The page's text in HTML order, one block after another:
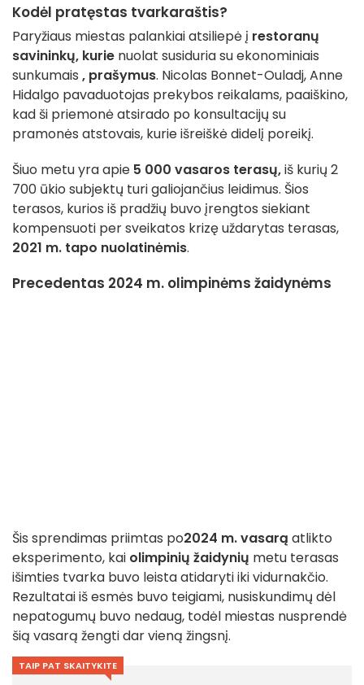
Kodėl pratęstas tvarkaraštis?
Paryžiaus miestas palankiai atsiliepė į restoranų
savininkų, kurie nuolat susiduria su ekonominiais
sunkumais , prašymus. Nicolas Bonnet-Ouladj, Anne
Hidalgo pavaduotojas prekybos reikalams, paaiškino,
kad ši priemonė atsirado po konsultacijų su
pramonės atstovais, kurie išreiškė didelį poreikį.
Šiuo metu yra apie 5 000 vasaros terasų,iš kurių 2
700 ūkio subjektų turi galiojančius leidimus. Šios
terasos, kurios iš pradžių buvo įrengtos siekiant
kompensuoti per sveikatos krizę uždarytas terasas,
2021 m. tapo nuolatinėmis.
Precedentas 2024 m. olimpinėms žaidynėms
Šis sprendimas priimtas po2024 m. vasarą atlikto
eksperimento, kai olimpinių žaidynių metu terasas
išimties tvarka buvo leista atidaryti iki vidurnakčio.
Rezultatai iš esmės buvo teigiami, nusiskundimų dėl
nepatogumų buvo nedaug, todėl miestas nusprendė
šią vasarą žengti dar vieną žingsnį.
TAIP PAT SKAITYKITE